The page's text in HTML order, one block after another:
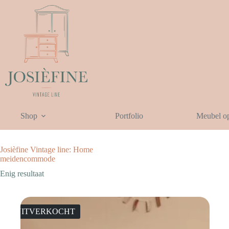
Shop Portfolio Meubel
Josièfine Vintage line: Home
meidencommode
Enig resultaat
UITVERKOCHT